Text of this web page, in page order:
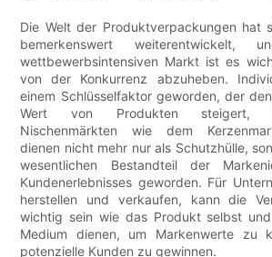
Die Welt der Produktverpackungen hat
bemerkenswert weiterentwickelt,
wettbewerbsintensiven Markt ist es
von der Konkurrenz abzuheben.
einem Schlüsselfaktor geworden, der
Wert von Produkten steigert,
Nischenmärkten wie dem
dienen nicht mehr nur als Schutzhülle,
wesentlichen Bestandteil der
Kundenerlebnisses geworden. Für
herstellen und verkaufen, kann die
wichtig sein wie das Produkt selbst
Medium dienen, um Markenwerte zu
potenzielle Kunden zu gewinnen.